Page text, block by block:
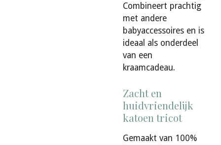
Combineert prachtig
met andere
babyaccessoires en is
ideaal als onderdeel
van een
kraamcadeau.
Zacht en
huidvriendelijk
katoen tricot
Gemaakt van 100%